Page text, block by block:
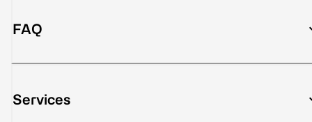
FAQ
Services